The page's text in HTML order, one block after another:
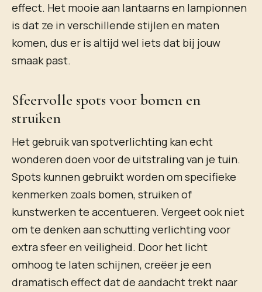
effect. Het mooie aan lantaarns en lampionnen
is dat ze in verschillende stijlen en maten
komen, dus er is altijd wel iets dat bij jouw
smaak past.
Sfeervolle spots voor bomen en
struiken
Het gebruik van spotverlichting kan echt
wonderen doen voor de uitstraling van je tuin.
Spots kunnen gebruikt worden om specifieke
kenmerken zoals bomen, struiken of
kunstwerken te accentueren. Vergeet ook niet
om te denken aan schutting verlichting voor
extra sfeer en veiligheid. Door het licht
omhoog te laten schijnen, creëer je een
dramatisch effect dat de aandacht trekt naar